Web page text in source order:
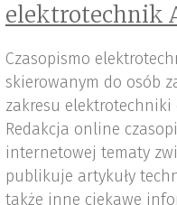
elektrotechnik
Czasopismo
skierowanym do osób
zakresu elektrotechniki
Redakcja online
internetowej tematy
publikuje artykuły
także inne ciekawe